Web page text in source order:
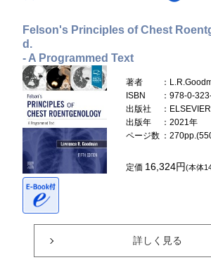
Felson's Principles of Chest
d.
- A Programmed Text
著者
：
ISBN
：978-0-
出版社
：ELSEVIER
出版年
：2021年
ページ数 ：
定価 16,324円(本体
詳しく見る